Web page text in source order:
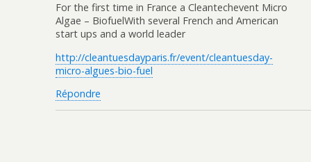
For the first time in France a Cleantechevent Micro
Algae – BiofuelWith several French and American
start ups and a world leader
http://cleantuesdayparis.fr/event/cleantuesday-
micro-algues-bio-fuel
Répondre